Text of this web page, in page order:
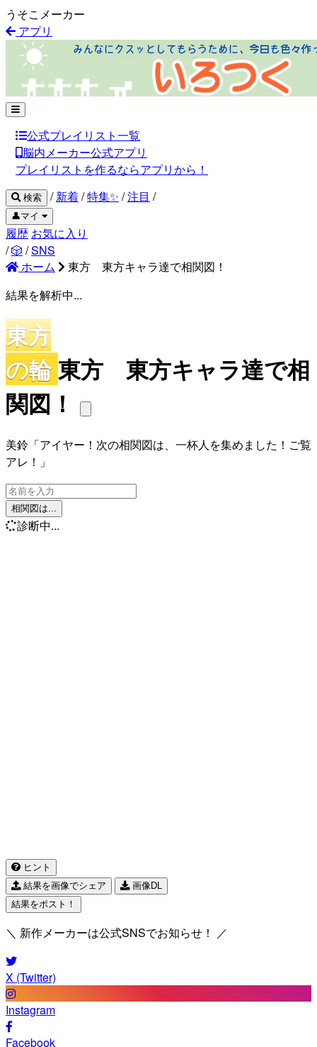
うそこメーカー
アプリ
公式プレイリスト一覧
脳内メーカー公式アプリ
プレイリストを作るならアプリから！
検索 / 新着/特集✨ /注目 /
👤マイ
履歴 お気に入り
/🎲 /SNS
ホーム
東方 東方キャラ達で相関図！
結果を解析中...
東方
の輪東方 東方キャラ達で相
関図！
美鈴「アイヤー！次の相関図は、一杯人を集めました！ご覧
アレ！」
相関図は...
診断中...
ヒント
結果を画像でシェア
画像DL
結果をポスト！
＼ 新作メーカーは公式SNSでお知らせ！ ／
X (Twitter)
Instagram
Facebook